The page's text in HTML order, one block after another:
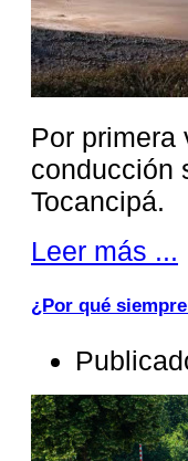
Por
conducción
Tocancipá.
Leer más ...
¿Por qué